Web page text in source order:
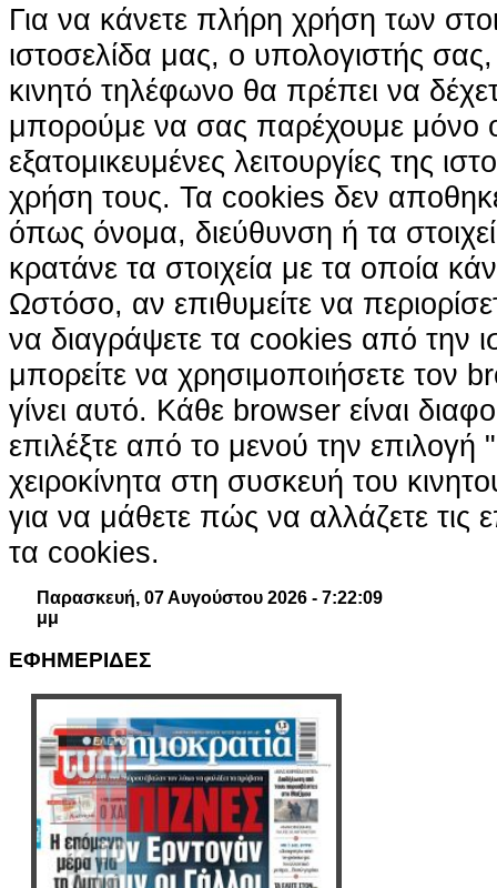
Για να κάνετε πλήρη χρήση των
ιστοσελίδα μας, ο υπολογιστής
κινητό τηλέφωνο θα πρέπει να
μπορούμε να σας παρέχουμε μόνο
εξατομικευμένες λειτουργίες της
χρήση τους. Τα cookies δεν
όπως όνομα, διεύθυνση ή τα
κρατάνε τα στοιχεία με τα οποία
Ωστόσο, αν επιθυμείτε να
να διαγράψετε τα cookies από την
μπορείτε να χρησιμοποιήσετε τον
γίνει αυτό. Κάθε browser είναι
επιλέξτε από το μενού την επιλογή
χειροκίνητα στη συσκευή του
για να μάθετε πώς να αλλάζετε τις
τα cookies.
Παρασκευή, 07 Αυγούστου 2026 - 7:22:10
μμ
ΕΦΗΜΕΡΙΔΕΣ